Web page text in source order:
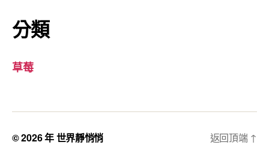
分類
草莓
© 2026 年世界靜悄悄 返回頂端 ↑